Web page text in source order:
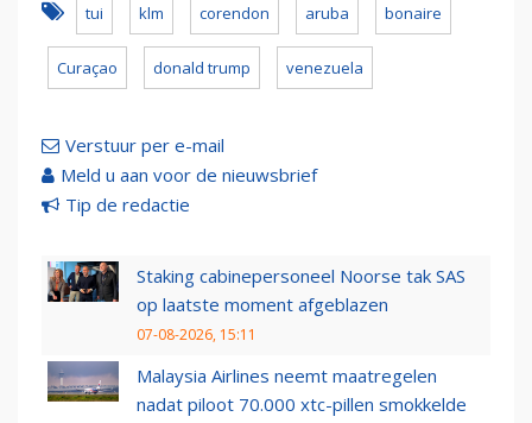
tui klm corendon aruba bonaire
Curaçao donald trump venezuela
Verstuur per e-mail
Meld u aan voor de nieuwsbrief
Tip de redactie
Staking cabinepersoneel Noorse tak SAS
op laatste moment afgeblazen
07-08-2026, 15:11
Malaysia Airlines neemt maatregelen
nadat piloot 70.000 xtc-pillen smokkelde